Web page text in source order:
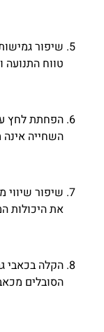
שיפור
טווח התנועה
הפחתת לחץ
השחייה
שיפור
את היכולות
הקלה בכאבי
הסובלים